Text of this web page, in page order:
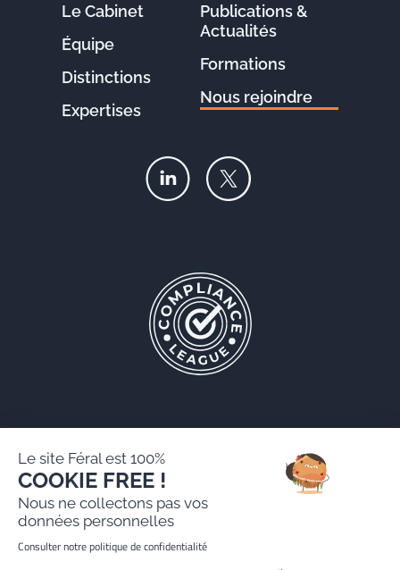
Le Cabinet
Équipe
Distinctions
Expertises
Publications &
Actualités
Formations
Nous rejoindre
Mentions légales
Politique de protection des données personnelles
Le site Féral est 100%
COOKIE FREE !
Nous ne collectons pas vos
données personnelles
Consulter notre politique de confidentialité